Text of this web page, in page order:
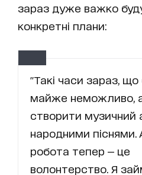
зараз дуже важко
конкретні плани:
"Такі часи зараз,
майже неможливо,
створити музичний
народними піснями.
робота тепер — це
волонтерство. Я